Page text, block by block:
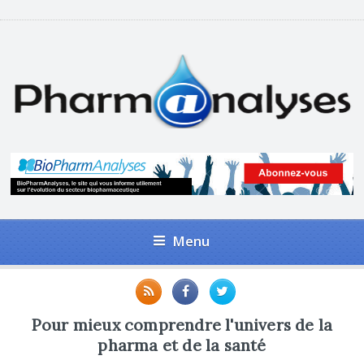
Menu
Pour mieux comprendre l'univers de la
pharma et de la santé